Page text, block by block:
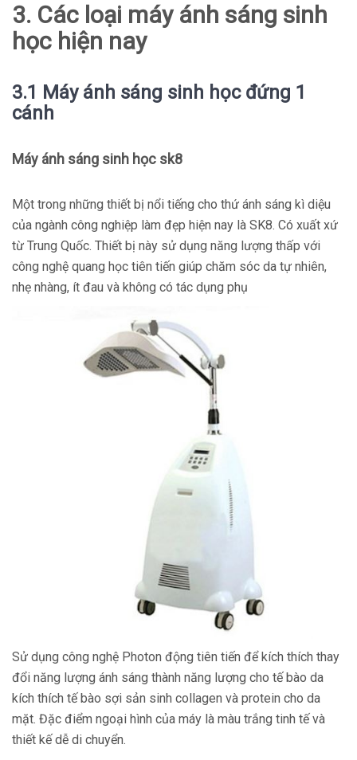
3. Các loại máy ánh sáng sinh
học hiện nay
3.1 Máy ánh sáng sinh học đứng 1
cánh
Máy ánh sáng sinh học sk8
Một trong những thiết bị nổi tiếng cho thứ ánh sáng kì diệu
của ngành công nghiệp làm đẹp hiện nay là SK8. Có xuất xứ
từ Trung Quốc. Thiết bị này sử dụng năng lượng thấp với
công nghệ quang học tiên tiến giúp chăm sóc da tự nhiên,
nhẹ nhàng, ít đau và không có tác dụng phụ
Sử dụng công nghệ Photon động tiên tiến để kích thích thay
đổi năng lượng ánh sáng thành năng lượng cho tế bào da
kích thích tế bào sợi sản sinh collagen và protein cho da
mặt. Đặc điểm ngoại hình của máy là màu trắng tinh tế và
thiết kế dễ di chuyển.